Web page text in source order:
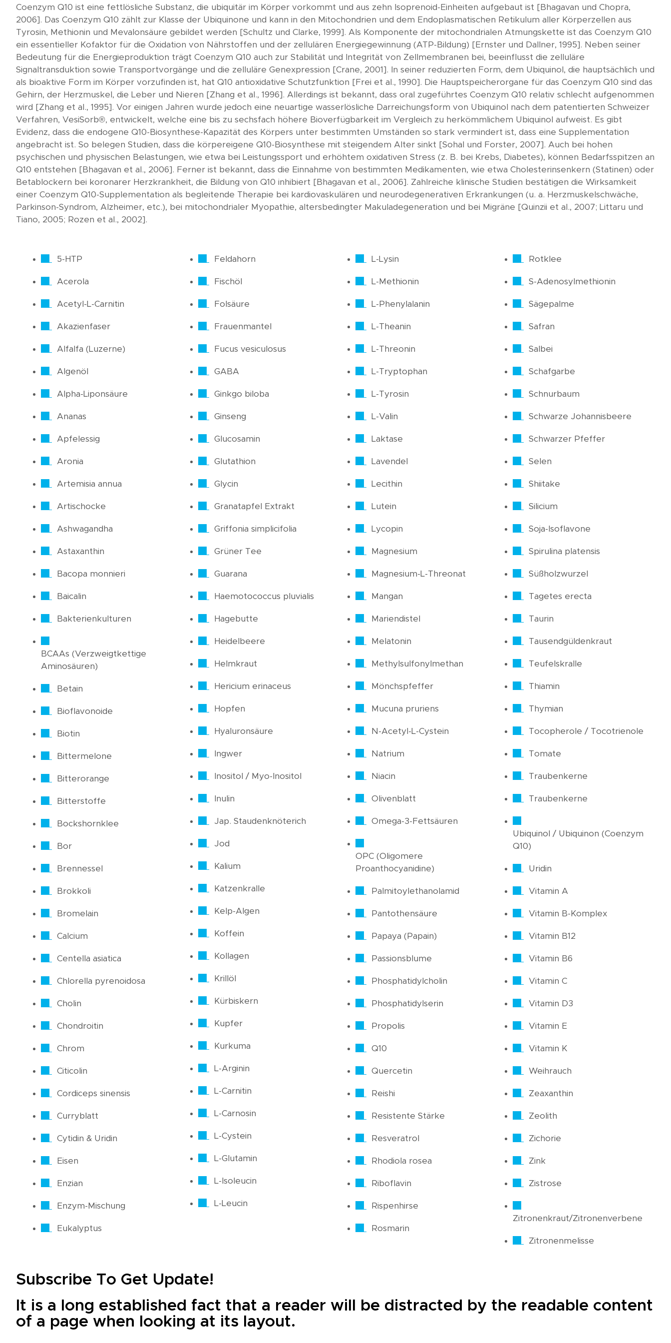
Coenzym Q10 ist eine fettlösliche Substanz, die ubiquitär im Körper vorkommt und aus zehn Isoprenoid-Einheiten aufgebaut ist [Bhagavan und Chopra,
2006]. Das Coenzym Q10 zählt zur Klasse der Ubiquinone und kann in den Mitochondrien und dem Endoplasmatischen Retikulum aller Körperzellen aus
Tyrosin, Methionin und Mevalonsäure gebildet werden [Schultz und Clarke, 1999]. Als Komponente der mitochondrialen Atmungskette ist das Coenzym Q10
ein essentieller Kofaktor für die Oxidation von Nährstoffen und der zellulären Energiegewinnung (ATP-Bildung) [Ernster und Dallner, 1995]. Neben seiner
Bedeutung für die Energieproduktion trägt Coenzym Q10 auch zur Stabilität und Integrität von Zellmembranen bei, beeinflusst die zelluläre
Signaltransduktion sowie Transportvorgänge und die zelluläre Genexpression [Crane, 2001]. In seiner reduzierten Form, dem Ubiquinol, die hauptsächlich und
als bioaktive Form im Körper vorzufinden ist, hat Q10 antioxidative Schutzfunktion [Frei et al., 1990]. Die Hauptspeicherorgane für das Coenzym Q10 sind das
Gehirn, der Herzmuskel, die Leber und Nieren [Zhang et al., 1996]. Allerdings ist bekannt, dass oral zugeführtes Coenzym Q10 relativ schlecht aufgenommen
wird [Zhang et al., 1995]. Vor einigen Jahren wurde jedoch eine neuartige wasserlösliche Darreichungsform von Ubiquinol nach dem patentierten Schweizer
Verfahren, VesiSorb®, entwickelt, welche eine bis zu sechsfach höhere Bioverfügbarkeit im Vergleich zu herkömmlichem Ubiquinol aufweist. Es gibt
Evidenz, dass die endogene Q10-Biosynthese-Kapazität des Körpers unter bestimmten Umständen so stark vermindert ist, dass eine Supplementation
angebracht ist. So belegen Studien, dass die körpereigene Q10-Biosynthese mit steigendem Alter sinkt [Sohal und Forster, 2007]. Auch bei hohen
psychischen und physischen Belastungen, wie etwa bei Leistungssport und erhöhtem oxidativen Stress (z. B. bei Krebs, Diabetes), können Bedarfsspitzen an
Q10 entstehen [Bhagavan et al., 2006]. Ferner ist bekannt, dass die Einnahme von bestimmten Medikamenten, wie etwa Cholesterinsenkern (Statinen) oder
Betablockern bei koronarer Herzkrankheit, die Bildung von Q10 inhibiert [Bhagavan et al., 2006]. Zahlreiche klinische Studien bestätigen die Wirksamkeit
einer Coenzym Q10-Supplementation als begleitende Therapie bei kardiovaskulären und neurodegenerativen Erkrankungen (u. a. Herzmuskelschwäche,
Parkinson-Syndrom, Alzheimer, etc.), bei mitochondrialer Myopathie, altersbedingter Makuladegeneration und bei Migräne [Quinzii et al., 2007; Littaru und
Tiano, 2005; Rozen et al., 2002].
5-HTP
Acerola
Acetyl-L-Carnitin
Akazienfaser
Alfalfa (Luzerne)
Algenöl
Alpha-Liponsäure
Ananas
Apfelessig
Aronia
Artemisia annua
Artischocke
Ashwagandha
Astaxanthin
Bacopa monnieri
Baicalin
Bakterienkulturen
BCAAs (Verzweigtkettige
Aminosäuren)
Betain
Bioflavonoide
Biotin
Bittermelone
Bitterorange
Bitterstoffe
Bockshornklee
Bor
Brennessel
Brokkoli
Bromelain
Calcium
Centella asiatica
Chlorella pyrenoidosa
Cholin
Chondroitin
Chrom
Citicolin
Cordiceps sinensis
Curryblatt
Cytidin & Uridin
Eisen
Enzian
Enzym-Mischung
Eukalyptus
Feldahorn
Fischöl
Folsäure
Frauenmantel
Fucus vesiculosus
GABA
Ginkgo biloba
Ginseng
Glucosamin
Glutathion
Glycin
Granatapfel Extrakt
Griffonia simplicifolia
Grüner Tee
Guarana
Haemotococcus pluvialis
Hagebutte
Heidelbeere
Helmkraut
Hericium erinaceus
Hopfen
Hyaluronsäure
Ingwer
Inositol / Myo-Inositol
Inulin
Jap. Staudenknöterich
Jod
Kalium
Katzenkralle
Kelp-Algen
Koffein
Kollagen
Krillöl
Kürbiskern
Kupfer
Kurkuma
L-Arginin
L-Carnitin
L-Carnosin
L-Cystein
L-Glutamin
L-Isoleucin
L-Leucin
L-Lysin
L-Methionin
L-Phenylalanin
L-Theanin
L-Threonin
L-Tryptophan
L-Tyrosin
L-Valin
Laktase
Lavendel
Lecithin
Lutein
Lycopin
Magnesium
Magnesium-L-Threonat
Mangan
Mariendistel
Melatonin
Methylsulfonylmethan
Mönchspfeffer
Mucuna pruriens
N-Acetyl-L-Cystein
Natrium
Niacin
Olivenblatt
Omega-3-Fettsäuren
OPC (Oligomere
Proanthocyanidine)
Palmitoylethanolamid
Pantothensäure
Papaya (Papain)
Passionsblume
Phosphatidylcholin
Phosphatidylserin
Propolis
Q10
Quercetin
Reishi
Resistente Stärke
Resveratrol
Rhodiola rosea
Riboflavin
Rispenhirse
Rosmarin
Rotklee
S-Adenosylmethionin
Sägepalme
Safran
Salbei
Schafgarbe
Schnurbaum
Schwarze Johannisbeere
Schwarzer Pfeffer
Selen
Shiitake
Silicium
Soja-Isoflavone
Spirulina platensis
Süßholzwurzel
Tagetes erecta
Taurin
Tausendgüldenkraut
Teufelskralle
Thiamin
Thymian
Tocopherole / Tocotrienole
Tomate
Traubenkerne
Traubenkerne
Ubiquinol / Ubiquinon (Coenzym
Q10)
Uridin
Vitamin A
Vitamin B-Komplex
Vitamin B12
Vitamin B6
Vitamin C
Vitamin D3
Vitamin E
Vitamin K
Weihrauch
Zeaxanthin
Zeolith
Zichorie
Zink
Zistrose
Zitronenkraut/Zitronenverbene
Zitronenmelisse
Subscribe To Get Update!
It is a long established fact that a reader will be distracted by the readable content
of a page when looking at its layout.